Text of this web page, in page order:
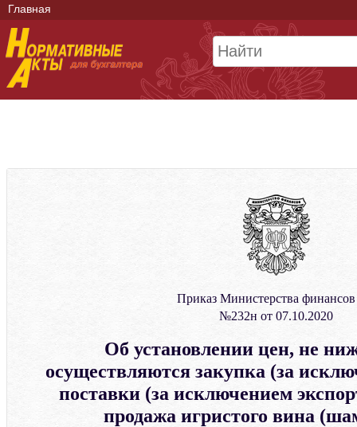
Главная
Приказ Министерства
№232н от 07.10.2020
Об установлении цен, не
осуществляются закупка (за
поставки (за исключением
продажа игристого вина